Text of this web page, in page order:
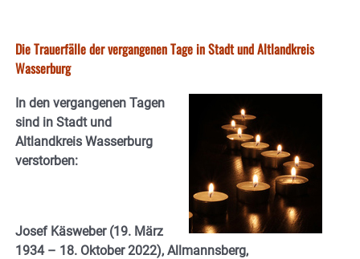
Die Trauerfälle der vergangenen Tage in Stadt und Altlandkreis
Wasserburg
In den vergangenen Tagen
sind in Stadt und
Altlandkreis Wasserburg
verstorben:
Josef Käsweber (19. März
1934 – 18. Oktober 2022), Allmannsberg,